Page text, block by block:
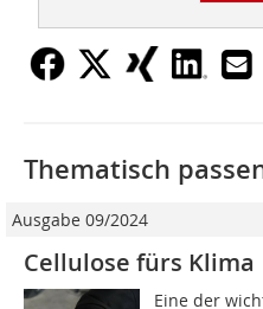
Thematisch
Ausgabe 09/2024
Cellulose fürs Klima
Eine der